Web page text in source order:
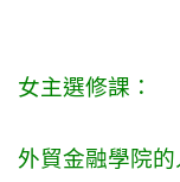
女主選修課：
外貿金融學院